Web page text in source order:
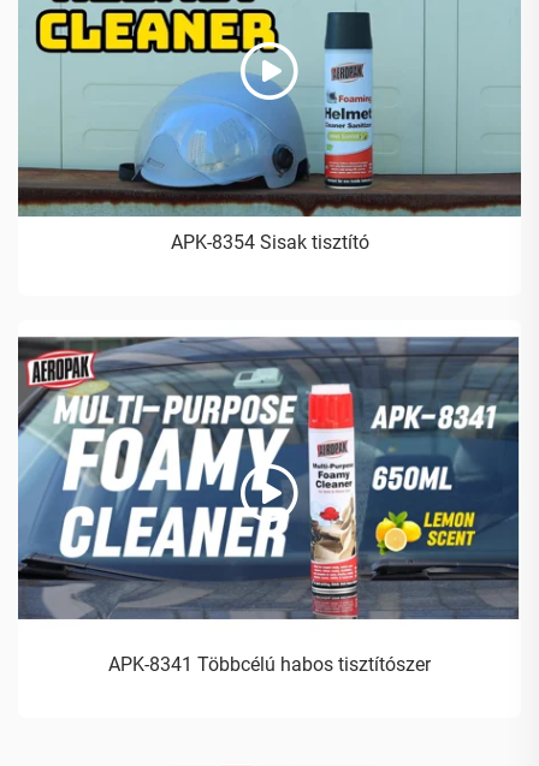
APK-8354 Sisak tisztító
APK-8341 Többcélú habos tisztítószer